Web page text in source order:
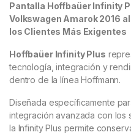
Pantalla Hoffbaüer Infinity
Volkswagen Amarok 2016
los Clientes Más Exigentes
Hoffbaüer Infinity Plus
tecnología, integración y
dentro de la línea Hoffmann.
Diseñada específicamente
integración avanzada con los
la Infinity Plus permite